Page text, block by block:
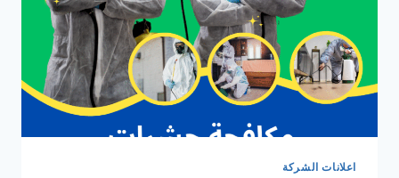
اعلانات الشركة